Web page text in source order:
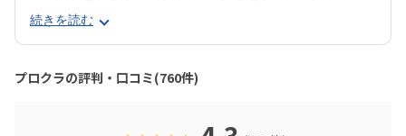
かった点をどう改善するかを考える習慣が身に付くのも特徴
です。さらに、講師は子どもたちの答えを引き出すコーチン
グ型指導を採用。自分で考え、解決する力を育みます。全国
600以上の教室で展開され、初めてでも安心して参加できる
無料体験も実施中。遊びながら未来につながる力を育てられ
続きを読む
プロクラの評判・口コミ(760件)